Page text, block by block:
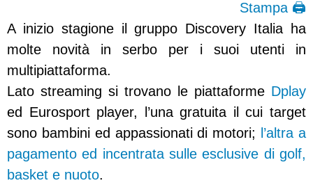
Stampa 🖨
A inizio stagione il gruppo Discovery Italia ha
molte novità in serbo per i suoi utenti in
multipiattaforma.
Lato streaming si trovano le piattaforme Dplay
ed Eurosport player, l’una gratuita il cui target
sono bambini ed appassionati di motori; l’altra a
pagamento ed incentrata sulle esclusive di golf,
basket e nuoto.